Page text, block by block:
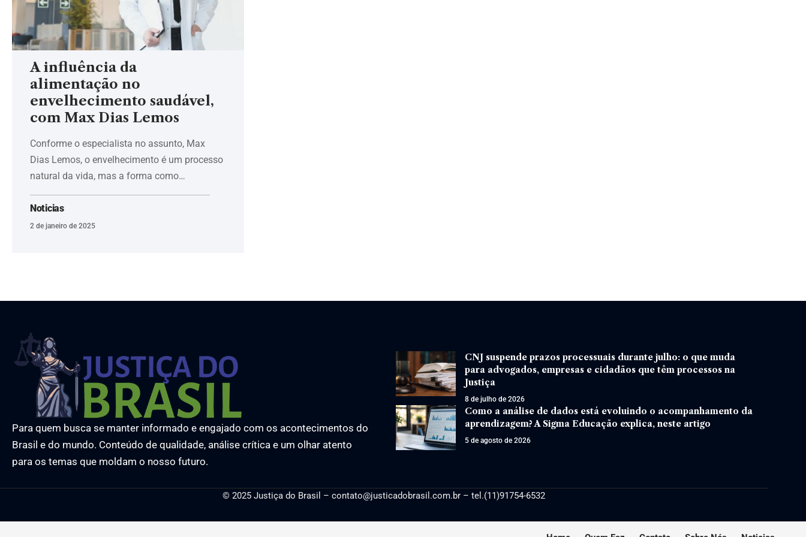
A influência da
alimentação no
envelhecimento saudável,
com Max Dias Lemos
Conforme o especialista no assunto, Max
Dias Lemos, o envelhecimento é um processo
natural da vida, mas a forma como…
Noticias
2 de janeiro de 2025
Para quem busca se manter informado e engajado com os acontecimentos do
Brasil e do mundo. Conteúdo de qualidade, análise crítica e um olhar atento
para os temas que moldam o nosso futuro.
CNJ suspende prazos processuais durante julho: o que muda
para advogados, empresas e cidadãos que têm processos na
Justiça
8 de julho de 2026
Como a análise de dados está evoluindo o acompanhamento da
aprendizagem? A Sigma Educação explica, neste artigo
5 de agosto de 2026
© 2025 Justiça do Brasil – contato@justicadobrasil.com.br – tel.(11)91754-6532